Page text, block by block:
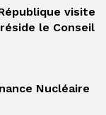
visite
le Conseil
Nucléaire